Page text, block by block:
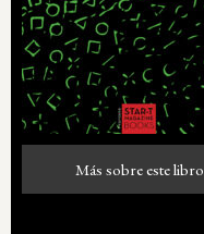
Más sobre este libro